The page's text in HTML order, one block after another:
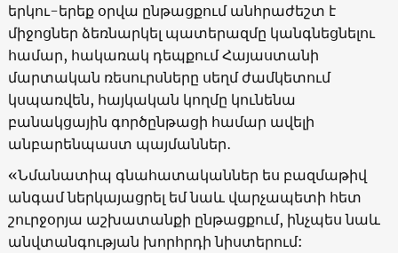
երկու-երեք օրվա ընթացքում անհրաժեշտ է
միջոցներ ձեռնարկել պատերազմը կանգնեցնելու
համար, հակառակ դեպքում Հայաստանի
մարտական ռեսուրսները սեղմ ժամկետում
կսպառվեն, հայկական կողմը կունենա
բանակցային գործընթացի համար ավելի
անբարենպաստ պայմաններ․
«Նմանատիպ գնահատականներ ես բազմաթիվ
անգամ ներկայացրել եմ նաև վարչապետի հետ
շուրջօրյա աշխատանքի ընթացքում, ինչպես նաև
անվտանգության խորհրդի նիստերում: